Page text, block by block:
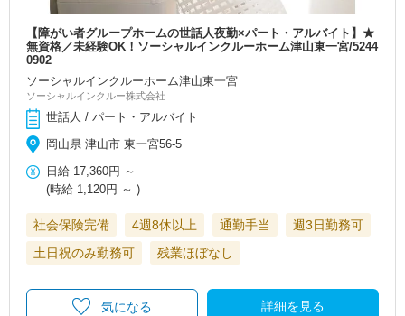
【障がい者グループホームの世話人夜勤×パート・アルバイト】★
無資格／未経験OK！ソーシャルインクルーホーム津山東一宮/5244
0902
ソーシャルインクルーホーム津山東一宮
ソーシャルインクルー株式会社
世話人 / パート・アルバイト
岡山県 津山市 東一宮56-5
日給 17,360円 ～
(時給 1,120円 ～ )
社会保険完備 4週8休以上 通勤手当
週3日勤務可
土日祝のみ勤務可
残業ほぼなし
詳細を見る
気になる